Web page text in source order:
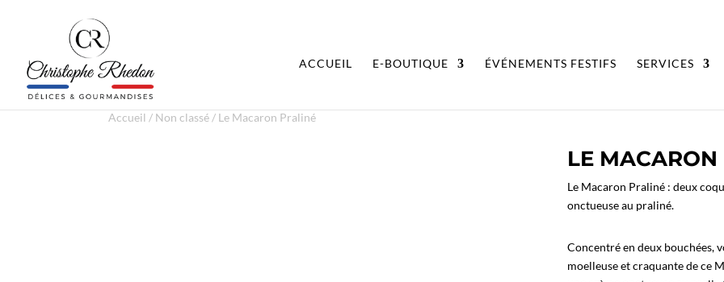
ACCUEIL E-BOUTIQUE ÉVÉNEMENTS FESTIFS SERVICES
Accueil / Non classé / Le Macaron Praliné
LE
Le Macaron Praliné : deux
onctueuse au praliné.
Concentré en deux bouchées,
moelleuse et craquante de ce